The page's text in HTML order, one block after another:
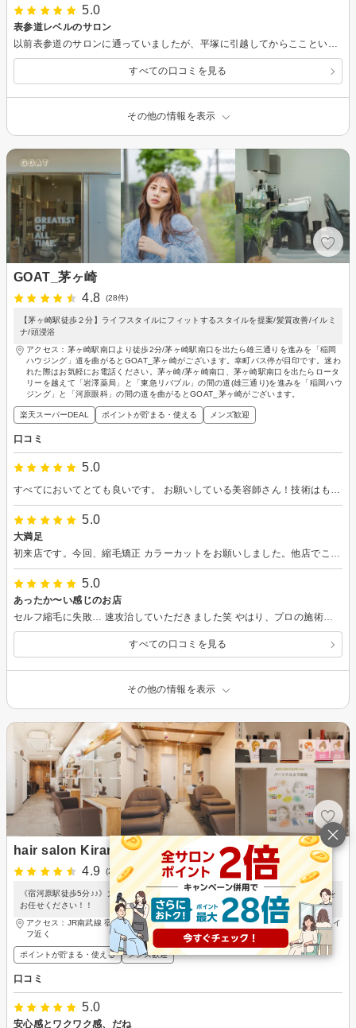
5.0
表参道レベルのサロン
以前表参道のサロンに通っていましたが、平塚に引越してからここという美容師さんに出会えていませんでした。でもこれからは菱田さんにお願いしようと思っています。カウンセリングの時点で私が気になっていた部分を一瞬ですべて理解してくれて何が必要か丁寧に説明していただきました。今回の仕上がりにも大満足です。これからずっとお願いしたいです。
すべての口コミを見る
その他の情報を表示
GOAT_茅ヶ崎
4.8
(28件)
【茅ヶ崎駅徒歩２分】ライフスタイルにフィットするスタイルを提案/髪質改善/イルミ
ナ/頭浸浴
アクセス：茅ヶ崎駅南口より徒歩2分/茅ヶ崎駅南口を出たら雄三通りを進みを「稲岡
ハウジング」道を曲がるとGOAT_茅ヶ崎がございます。幸町バス停が目印です。迷わ
れた際はお気軽にお電話ください。茅ヶ崎/茅ヶ崎南口、茅ヶ崎駅南口を出たらロータ
リーを越えて「岩澤薬局」と「東急リバブル」の間の道(雄三通り)を進みを「稲岡ハウ
ジング」と「河原眼科」の間の道を曲がるとGOAT_茅ヶ崎がございます。
楽天スーパーDEAL ポイントが貯まる・使える メンズ歓迎
口コミ
5.0
すべてにおいてとても良いです。 お願いしている美容師さん！技術はもちろん素晴らしいですがなんと言っても人柄がとても良いです。 いつも楽しい気持ちにさせていただきます。 またよろしくお願いします。
5.0
大満足
初来店です。今回、縮毛矯正 カラーカットをお願いしました。他店でこのコースだと4〜5時間は掛かっていたのですが1時間以上早く終わり嬉しかった♪髪は艶々で柔らかく扱いやすくなりました、センスよく丁寧にカットしていただき 毎日のお手入れの憂鬱から開放されました♪ またよろしくお願いします。
5.0
あったか〜い感じのお店
セルフ縮毛に失敗… 速攻治していただきました笑 やはり、プロの施術は違います！！ また厄介な梅雨の時期に伺います いつもありがとう〜 感謝！
すべての口コミを見る
その他の情報を表示
hair salon Kiranah
4.9
(28件)
《宿河原駅徒歩5分♪♪》大人女性理想のヘアスタイルが手に入る☆彡幅広いデザインを
お任せください！！
アクセス：JR南武線 宿河原駅 徒歩5分、登戸駅から宿河原方面にあるかスーパーライ
フ近く
ポイントが貯まる・使える メンズ歓迎
口コミ
5.0
安心感とワクワク感、だね